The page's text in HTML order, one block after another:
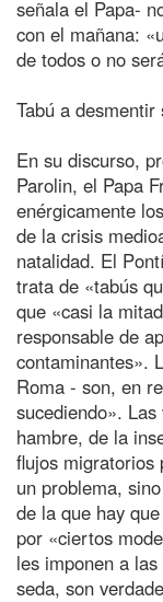
señala el Papa-
con el mañana:
de todos o no
Tabú a
En su discurso,
Parolin, el Papa
enérgicamente
de la crisis
natalidad. El
trata de «tabús
que «casi la
responsable de
contaminantes».
Roma - son, en
sucediendo».
hambre, de la
flujos migratorios
un problema,
de la que hay
por «ciertos
les imponen a
seda, son